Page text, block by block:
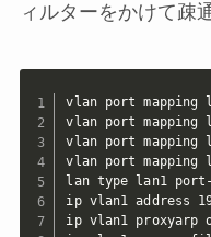
ィルターをかけて疎
vlan port mapping
vlan port mapping
vlan port mapping
vlan port mapping
lan type lan1 port-
ip vlan1 address
ip vlan1 proxyarp